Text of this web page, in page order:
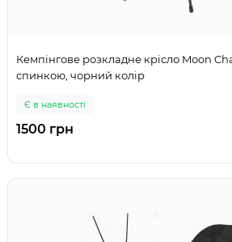
Кемпінгове розкладне крісло Moon
спинкою, чорний колір
Є в наявності
1500 грн